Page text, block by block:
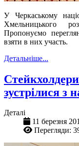
У Черкаському
Хмельницького
Пропонуємо
взяти в них участь.
Детальніше...
зустрілися
Деталі
11 березня
Перегляди: